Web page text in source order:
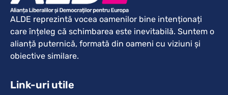
ALDE reprezintă vocea oamenilor bine intenționați
care înțeleg că schimbarea este inevitabilă. Suntem o
alianță puternică, formată din oameni cu viziuni și
obiective similare.
Link-uri utile